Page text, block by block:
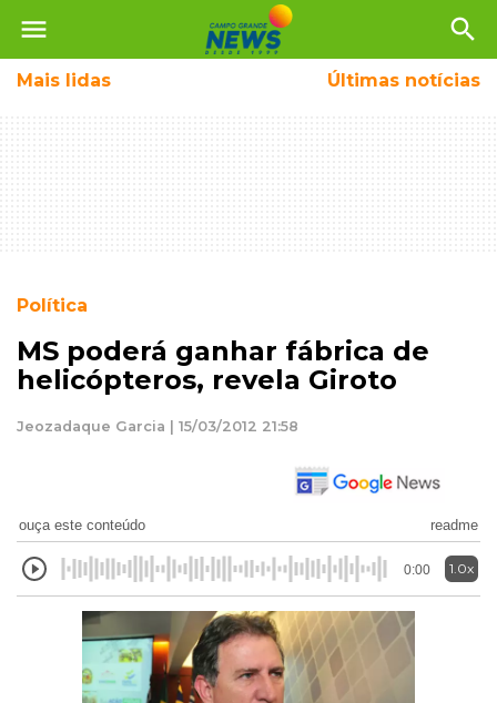
menu search
Mais lidas Últimas notícias
Política
MS poderá ganhar fábrica de
helicópteros, revela Giroto
Jeozadaque Garcia | 15/03/2012 21:58
ouça este conteúdo readme
0:00 1.0x